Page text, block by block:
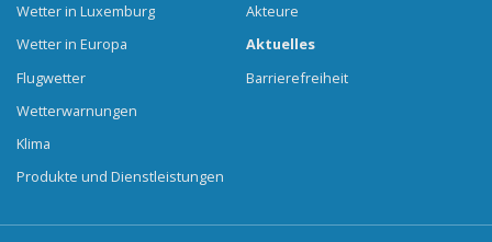
Wetter in Luxemburg
Wetter in Europa
Flugwetter
Wetterwarnungen
Klima
Produkte und Dienstleistungen
Akteure
Aktuelles
Barrierefreiheit